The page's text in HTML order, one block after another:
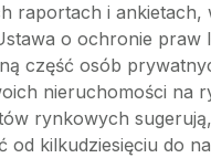
raportach i ankietach,
o ochronie praw
część osób
nieruchomości na
rynkowych
od kilkudziesięciu do